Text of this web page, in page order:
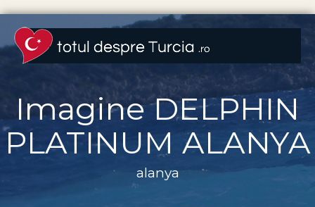
Imagine DELPHIN
PLATINUM ALANYA
alanya